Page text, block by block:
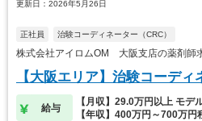
更新日：2026年5月26日
正社員 治験コーディネーター（CRC）
株式会社アイロムOM 大阪支店の薬剤師
【大阪エリア】治験コーディ
給与
【月収】29.0万円以上 モデ
【年収】400万円～700万円